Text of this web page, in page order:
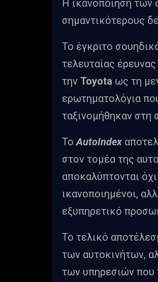
Η ικανοποίηση των
σημαντικότερους
Το έγκριτο
τελευταίας έρευνας
την Toyota ως τη
ερωτηματολόγια
ταξινομήθηκαν στη
ΤοAutoIndex
στον τομέα της
αποκαλύπτονται
ικανοποιημένοι,
εξυπηρετικό
Το τελικό
των αυτοκινήτων,
των υπηρεσιών που